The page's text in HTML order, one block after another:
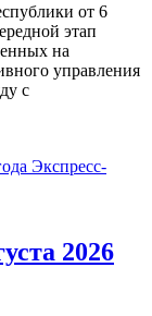
от 6
этап
на
управления
с
Экспресс-
2026